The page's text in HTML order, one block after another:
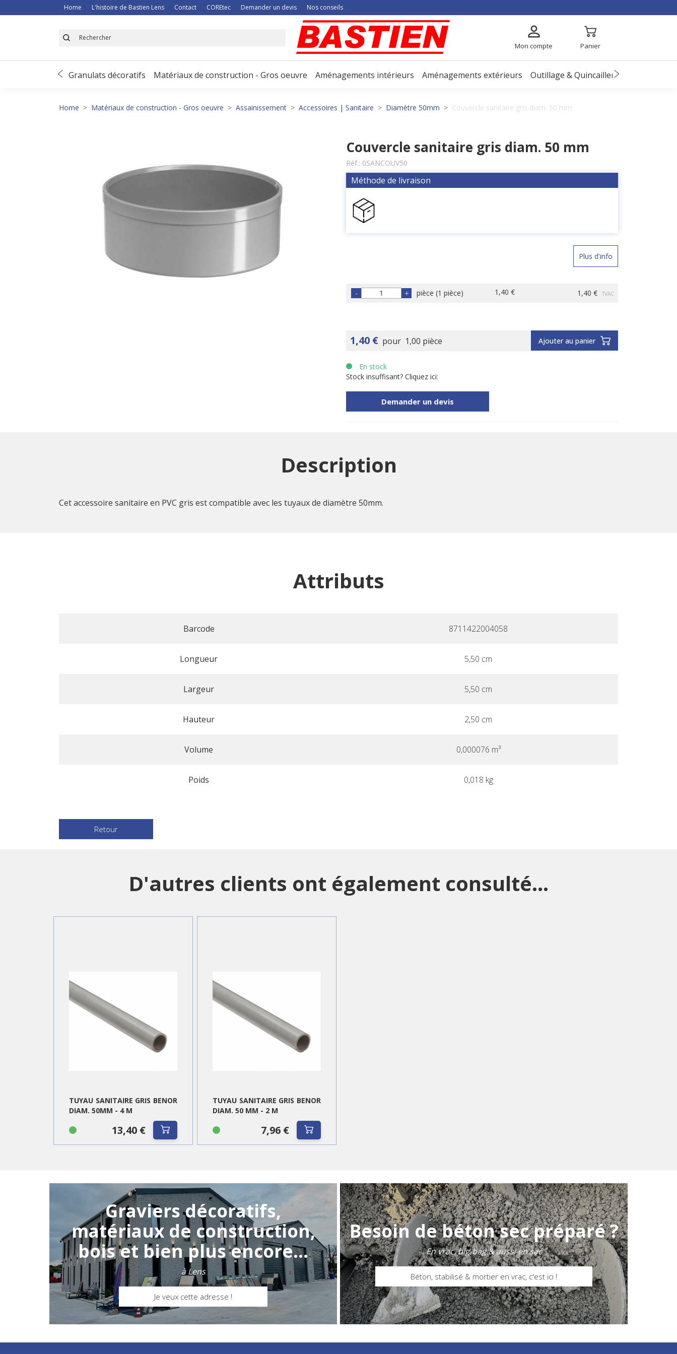
Home L'histoire de Bastien Lens Contact COREtec Demander un devis Nos conseils
Mon compte Panier
déneigement Granulats décoratifs Matériaux de construction - Gros oeuvre Aménagements intérieurs Aménagements extérieurs Outillage & Quincaillerie
Home Matériaux de construction - Gros oeuvre Assainissement Accessoires | Sanitaire Diamètre 50mm Couvercle sanitaire gris diam. 50 mm
Couvercle sanitaire gris diam. 50 mm
Réf.: 0SANCOUV50
Méthode de livraison
Plus d'info
- + pièce (1 pièce) 1,40 € 1,40 € TVAC
1,40 € pour 1,00 pièce Ajouter au panier
En stock
Stock insuffisant? Cliquez ici:
Demander un devis
Description
Cet accessoire sanitaire en PVC gris est compatible avec les tuyaux de diamètre 50mm.
Attributs
Barcode 8711422004058
Longueur 5,50 cm
Largeur 5,50 cm
Hauteur 2,50 cm
Volume 0,000076 m³
Poids 0,018 kg
Retour
D'autres clients ont également consulté...
TUYAU SANITAIRE GRIS BENOR
DIAM. 50MM - 4 M
13,40 €
TUYAU SANITAIRE GRIS BENOR
DIAM. 50 MM - 2 M
7,96 €
Graviers décoratifs,
matériaux de construction,
bois et bien plus encore...
à Lens
Je veux cette adresse !
Besoin de béton sec préparé ?
En vrac, big-bag & aussi en sac
Béton, stabilisé & mortier en vrac, c'est ici !